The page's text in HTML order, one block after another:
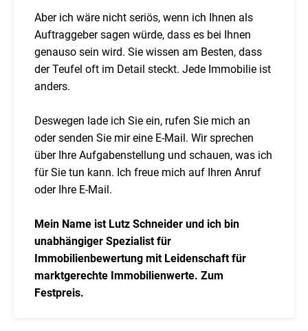
Aber ich wäre nicht seriös, wenn ich Ihnen als
Auftraggeber sagen würde, dass es bei Ihnen
genauso sein wird. Sie wissen am Besten, dass
der Teufel oft im Detail steckt. Jede Immobilie ist
anders.
Deswegen lade ich Sie ein, rufen Sie mich an
oder senden Sie mir eine E-Mail. Wir sprechen
über Ihre Aufgabenstellung und schauen, was ich
für Sie tun kann. Ich freue mich auf Ihren Anruf
oder Ihre E-Mail.
Mein Name ist Lutz Schneider und ich bin
unabhängiger Spezialist für
Immobilienbewertung mit Leidenschaft für
marktgerechte Immobilienwerte. Zum
Festpreis.